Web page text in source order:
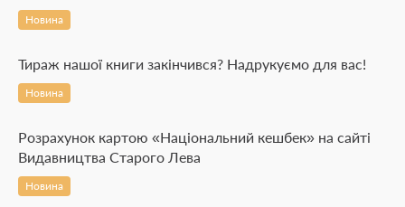
Новина
Тираж нашої книги закінчився? Надрукуємо для вас!
Новина
Розрахунок картою «Національний кешбек» на сайті
Видавництва Старого Лева
Новина